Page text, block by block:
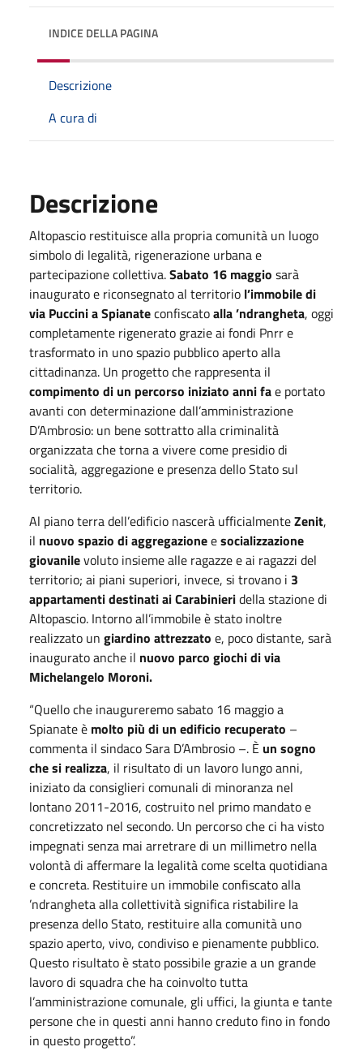
INDICE DELLA PAGINA
Descrizione
A cura di
Descrizione
Altopascio restituisce alla propria comunità un luogo
simbolo di legalità, rigenerazione urbana e
partecipazione collettiva.Sabato 16 maggio sarà
inaugurato e riconsegnato al territorio l’immobile di
via Puccini a Spianateconfiscatoalla ’ndrangheta, oggi
completamente rigenerato grazie ai fondi Pnrr e
trasformato in uno spazio pubblico aperto alla
cittadinanza. Un progetto che rappresenta il
compimento di un percorso iniziato anni fae portato
avanti con determinazione dall’amministrazione
D’Ambrosio: un bene sottratto alla criminalità
organizzata che torna a vivere come presidio di
socialità, aggregazione e presenza dello Stato sul
territorio.
Al piano terra dell’edificio nascerà ufficialmenteZenit,
il nuovo spazio di aggregazioneesocializzazione
giovanilevoluto insieme alle ragazze e ai ragazzi del
territorio; ai piani superiori, invece, si trovano i 3
appartamenti destinati ai Carabinieridella stazione di
Altopascio. Intorno all’immobile è stato inoltre
realizzato un giardino attrezzato e, poco distante, sarà
inaugurato anche il nuovo parco giochi di via
Michelangelo Moroni.
“Quello che inaugureremo sabato 16 maggio a
Spianate è molto più di un edificio recuperato –
commenta il sindaco Sara D’Ambrosio –. È un sogno
che si realizza, il risultato di un lavoro lungo anni,
iniziato da consiglieri comunali di minoranza nel
lontano 2011-2016, costruito nel primo mandato e
concretizzato nel secondo. Un percorso che ci ha visto
impegnati senza mai arretrare di un millimetro nella
volontà di affermare la legalità come scelta quotidiana
e concreta. Restituire un immobile confiscato alla
’ndrangheta alla collettività significa ristabilire la
presenza dello Stato, restituire alla comunità uno
spazio aperto, vivo, condiviso e pienamente pubblico.
Questo risultato è stato possibile grazie a un grande
lavoro di squadra che ha coinvolto tutta
l’amministrazione comunale, gli uffici, la giunta e tante
persone che in questi anni hanno creduto fino in fondo
in questo progetto”.